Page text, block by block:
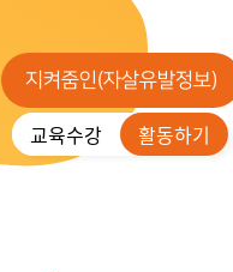
지켜줌인(자살유발정보)
교육수강 활동하기